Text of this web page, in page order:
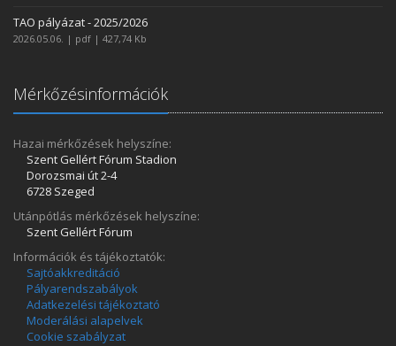
TAO pályázat - 2025/2026
2026.05.06. | pdf | 427,74 Kb
Mérkőzésinformációk
Hazai mérkőzések helyszíne:
Szent Gellért Fórum Stadion
Dorozsmai út 2-4
6728 Szeged
Utánpótlás mérkőzések helyszíne:
Szent Gellért Fórum
Információk és tájékoztatók:
Sajtóakkreditáció
Pályarendszabályok
Adatkezelési tájékoztató
Moderálási alapelvek
Cookie szabályzat